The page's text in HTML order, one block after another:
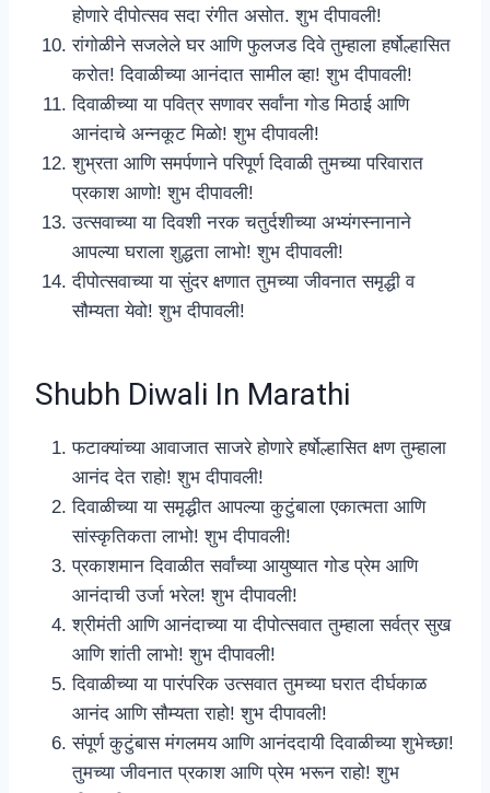
होणारे दीपोत्सव सदा रंगीत असोत. शुभ दीपावली!
रांगोळीने सजलेले घर आणि फुलजड दिवे तुम्हाला हर्षोल्हासित
करोत! दिवाळीच्या आनंदात सामील व्हा! शुभ दीपावली!
दिवाळीच्या या पवित्र सणावर सर्वांना गोड मिठाई आणि
आनंदाचे अन्नकूट मिळो! शुभ दीपावली!
शुभ्रता आणि समर्पणाने परिपूर्ण दिवाळी तुमच्या परिवारात
प्रकाश आणो! शुभ दीपावली!
उत्सवाच्या या दिवशी नरक चतुर्दशीच्या अभ्यंगस्नानाने
आपल्या घराला शुद्धता लाभो! शुभ दीपावली!
दीपोत्सवाच्या या सुंदर क्षणात तुमच्या जीवनात समृद्धी व
सौम्यता येवो! शुभ दीपावली!
Shubh Diwali In Marathi
फटाक्यांच्या आवाजात साजरे होणारे हर्षोल्हासित क्षण तुम्हाला
आनंद देत राहो! शुभ दीपावली!
दिवाळीच्या या समृद्धीत आपल्या कुटुंबाला एकात्मता आणि
सांस्कृतिकता लाभो! शुभ दीपावली!
प्रकाशमान दिवाळीत सर्वांच्या आयुष्यात गोड प्रेम आणि
आनंदाची उर्जा भरेल! शुभ दीपावली!
श्रीमंती आणि आनंदाच्या या दीपोत्सवात तुम्हाला सर्वत्र सुख
आणि शांती लाभो! शुभ दीपावली!
दिवाळीच्या या पारंपरिक उत्सवात तुमच्या घरात दीर्घकाळ
आनंद आणि सौम्यता राहो! शुभ दीपावली!
संपूर्ण कुटुंबास मंगलमय आणि आनंददायी दिवाळीच्या शुभेच्छा!
तुमच्या जीवनात प्रकाश आणि प्रेम भरून राहो! शुभ